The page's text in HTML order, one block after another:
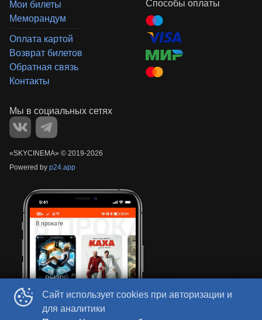
Сайт использует cookies при авторизации и
для аналитики
Мои билеты
Меморандум
Оплата картой
Возврат билетов
Обратная связь
Контакты
Способы оплаты
«‎SKYCINEMA» © 2019-2026
Powered by p24.app